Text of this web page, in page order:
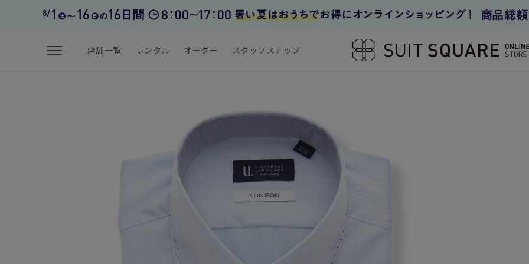
menu 店舗一覧 レンタル オーダー スタッフスナップ